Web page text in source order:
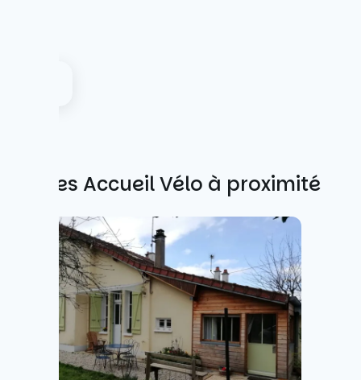
Autres Accueil Vélo à proximité